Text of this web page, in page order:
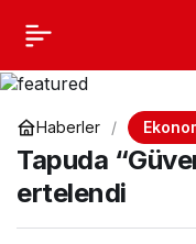
Haberler
Tapuda
ertelendi
Tapuda “Güvenli
Sistemi” ertelendi